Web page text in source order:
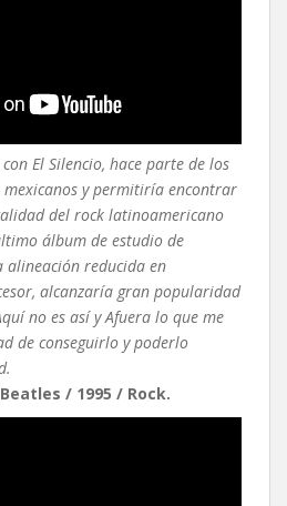
El Silencio, hace parte de los
y permitiría encontrar
del rock latinoamericano
álbum de estudio de
alineación reducida en
alcanzaría gran popularidad
no es así y Afuera lo que me
de conseguirlo y poderlo
/ 1995 / Rock.